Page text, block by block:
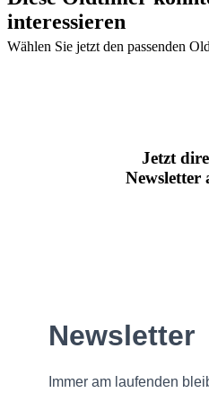
interessieren
Wählen Sie jetzt den passenden
Jetzt
Newsletter